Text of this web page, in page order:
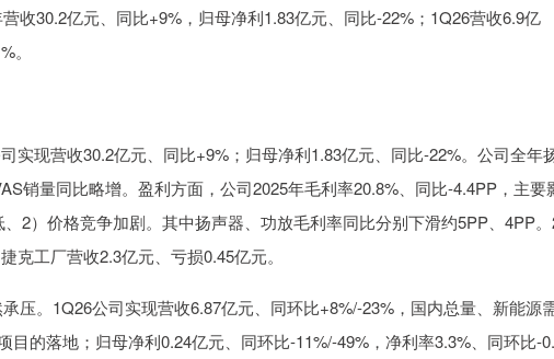
收30.2亿元、同比+9%，归母净利1.83亿元、同比-22%；1Q26营收6.9亿
。
实现营收30.2亿元、同比+9%；归母净利1.83亿元、同比-22%。公司全年
销量同比略增。盈利方面，公司2025年毛利率20.8%、同比-4.4PP，主要
2）价格竞争加剧。其中扬声器、功放毛利率同比分别下滑约5PP、4PP
克工厂营收2.3亿元、亏损0.45亿元。
压。1Q26公司实现营收6.87亿元、同环比+8%/-23%，国内总量、新能源
的落地；归母净利0.24亿元、同环比-11%/-49%，净利率3.3%、同环比-